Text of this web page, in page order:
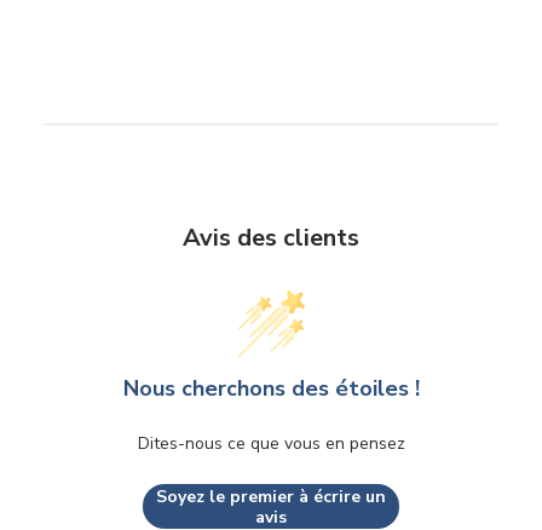
Avis des clients
Nous cherchons des étoiles !
Dites-nous ce que vous en pensez
Soyez le premier à écrire un
avis